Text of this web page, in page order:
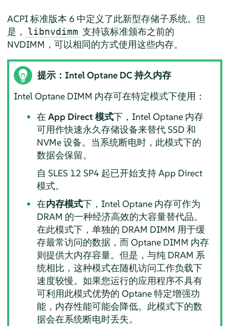
ACPI 标准版本 6 中定义了此新型存储子系统。但
是， libnvdimm 支持该标准颁布之前的
NVDIMM，可以相同的方式使用这些内存。
提示：Intel Optane DC 持久内存
Intel Optane DIMM 内存可在特定模式下使用：
在App Direct 模式下，Intel Optane 内存
可用作快速永久存储设备来替代 SSD 和
NVMe 设备。当系统断电时，此模式下的
数据会保留。
自 SLES 12 SP4 起已开始支持 App Direct
模式。
在内存模式下，Intel Optane 内存可作为
DRAM 的一种经济高效的大容量替代品。
在此模式下，单独的 DRAM DIMM 用于缓
存最常访问的数据，而 Optane DIMM 内存
则提供大内存容量。但是，与纯 DRAM 系
统相比，这种模式在随机访问工作负载下
速度较慢。如果您运行的应用程序不具有
可利用此模式优势的 Optane 特定增强功
能，内存性能可能会降低。此模式下的数
据会在系统断电时丢失。